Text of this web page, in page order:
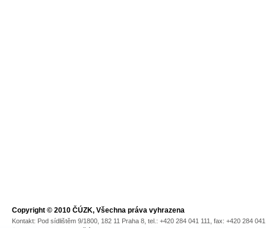
Copyright © 2010 ČÚZK, Všechna práva vyhrazena
Kontakt: Pod sídlištěm 9/1800, 182 11 Praha 8, tel.: +420 284 041 111, fax: +420 284